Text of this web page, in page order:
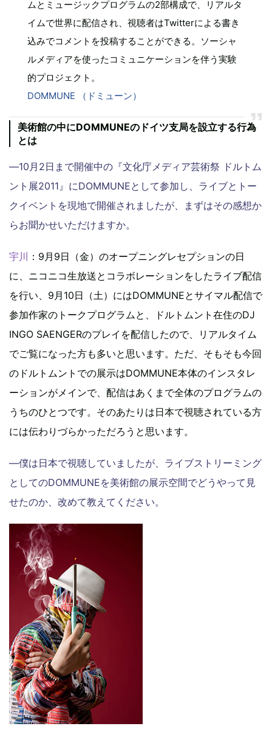
ムとミュージックプログラムの2部構成で、リアルタ
イムで世界に配信され、視聴者はTwitterによる書き
込みでコメントを投稿することができる。ソーシャ
ルメディアを使ったコミュニケーションを伴う実験
的プロジェクト。
DOMMUNE （ドミューン）
美術館の中にDOMMUNEのドイツ支局を設立する行為
とは
―10月2日まで開催中の『文化庁メディア芸術祭 ドルトム
ント展2011』にDOMMUNEとして参加し、ライブとトー
クイベントを現地で開催されましたが、まずはその感想か
らお聞かせいただけますか。
宇川 ：9月9日（金）のオープニングレセプションの日
に、ニコニコ生放送とコラボレーションをしたライブ配信
を行い、9月10日（土）にはDOMMUNEとサイマル配信で
参加作家のトークプログラムと、ドルトムント在住のDJ
INGO SAENGERのプレイを配信したので、リアルタイム
でご覧になった方も多いと思います。ただ、そもそも今回
のドルトムントでの展示はDOMMUNE本体のインスタレ
ーションがメインで、配信はあくまで全体のプログラムの
うちのひとつです。そのあたりは日本で視聴されている方
には伝わりづらかっただろうと思います。
―僕は日本で視聴していましたが、ライブストリーミング
としてのDOMMUNEを美術館の展示空間でどうやって見
せたのか、改めて教えてください。